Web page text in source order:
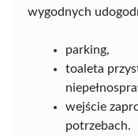
wygodnych
parking,
toaleta
wejście
potrzebach.